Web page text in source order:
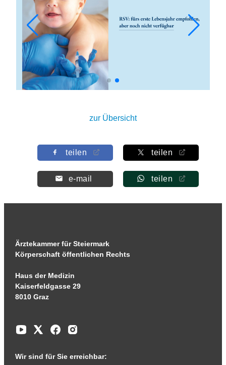
zur Übersicht
teilen teilen
e-mail teilen
Ärztekammer für Steiermark
Körperschaft öffentlichen Rechts
Haus der Medizin
Kaiserfeldgasse 29
8010 Graz
Wir sind für Sie erreichbar: